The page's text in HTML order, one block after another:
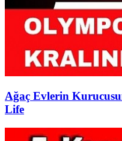
Ağaç Evlerin
Life